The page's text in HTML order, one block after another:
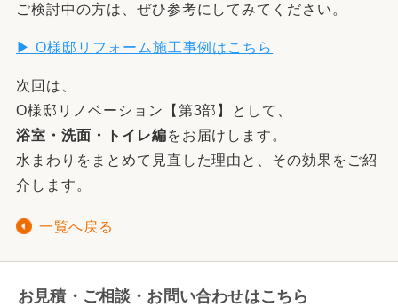
ご検討中の方は、ぜひ参考にしてみてください。
▶︎ O様邸リフォーム施工事例はこちら
次回は、
O様邸リノベーション【第3部】として、
浴室・洗面・トイレ編をお届けします。
水まわりをまとめて見直した理由と、その効果をご紹
介します。
一覧へ戻る
お見積・ご相談・お問い合わせはこちら